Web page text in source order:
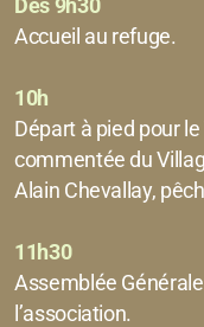
Dès 9h30
Accueil au refuge.
10h
Départ à pied pour
commentée du
Alain Chevallay,
11h30
Assemblée
l’association.